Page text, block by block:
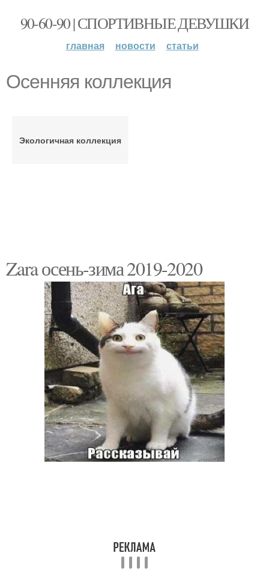
90-60-90 | СПОРТИВНЫЕ ДЕВУШКИ
главная новости статьи
Осенняя коллекция
Экологичная коллекция
Zara осень-зима 2019-2020